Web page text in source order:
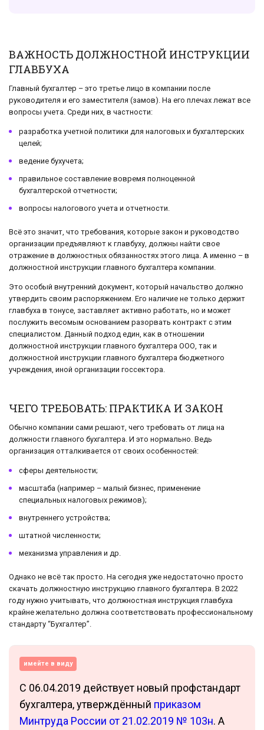
ВАЖНОСТЬ ДОЛЖНОСТНОЙ ИНСТРУКЦИИ
ГЛАВБУХА
Главный бухгалтер – это третье лицо в компании после
руководителя и его заместителя (замов). На его плечах лежат все
вопросы учета. Среди них, в частности:
разработка учетной политики для налоговых и бухгалтерских
целей;
ведение бухучета;
правильное составление вовремя полноценной
бухгалтерской отчетности;
вопросы налогового учета и отчетности.
Всё это значит, что требования, которые закон и руководство
организации предъявляют к главбуху, должны найти свое
отражение в должностных обязанностях этого лица. А именно – в
должностной инструкции главного бухгалтера компании.
Это особый внутренний документ, который начальство должно
утвердить своим распоряжением. Его наличие не только держит
главбуха в тонусе, заставляет активно работать, но и может
послужить весомым основанием разорвать контракт с этим
специалистом. Данный подход един, как в отношении
должностной инструкции главного бухгалтера ООО, так и
должностной инструкции главного бухгалтера бюджетного
учреждения, иной организации госсектора.
ЧЕГО ТРЕБОВАТЬ: ПРАКТИКА И ЗАКОН
Обычно компании сами решают, чего требовать от лица на
должности главного бухгалтера. И это нормально. Ведь
организация отталкивается от своих особенностей:
сферы деятельности;
масштаба (например – малый бизнес, применение
специальных налоговых режимов);
внутреннего устройства;
штатной численности;
механизма управления и др.
Однако не всё так просто. На сегодня уже недостаточно просто
скачать должностную инструкцию главного бухгалтера. В 2022
году нужно учитывать, что должностная инструкция главбуха
крайне желательно должна соответствовать профессиональному
стандарту “Бухгалтер”.
имейте в виду
С 06.04.2019 действует новый профстандарт
бухгалтера, утверждённый приказом
Минтруда России от 21.02.2019 № 103н. А